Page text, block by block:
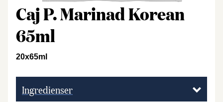
Caj P. Marinad Korean
65ml
20x65ml
Ingredienser